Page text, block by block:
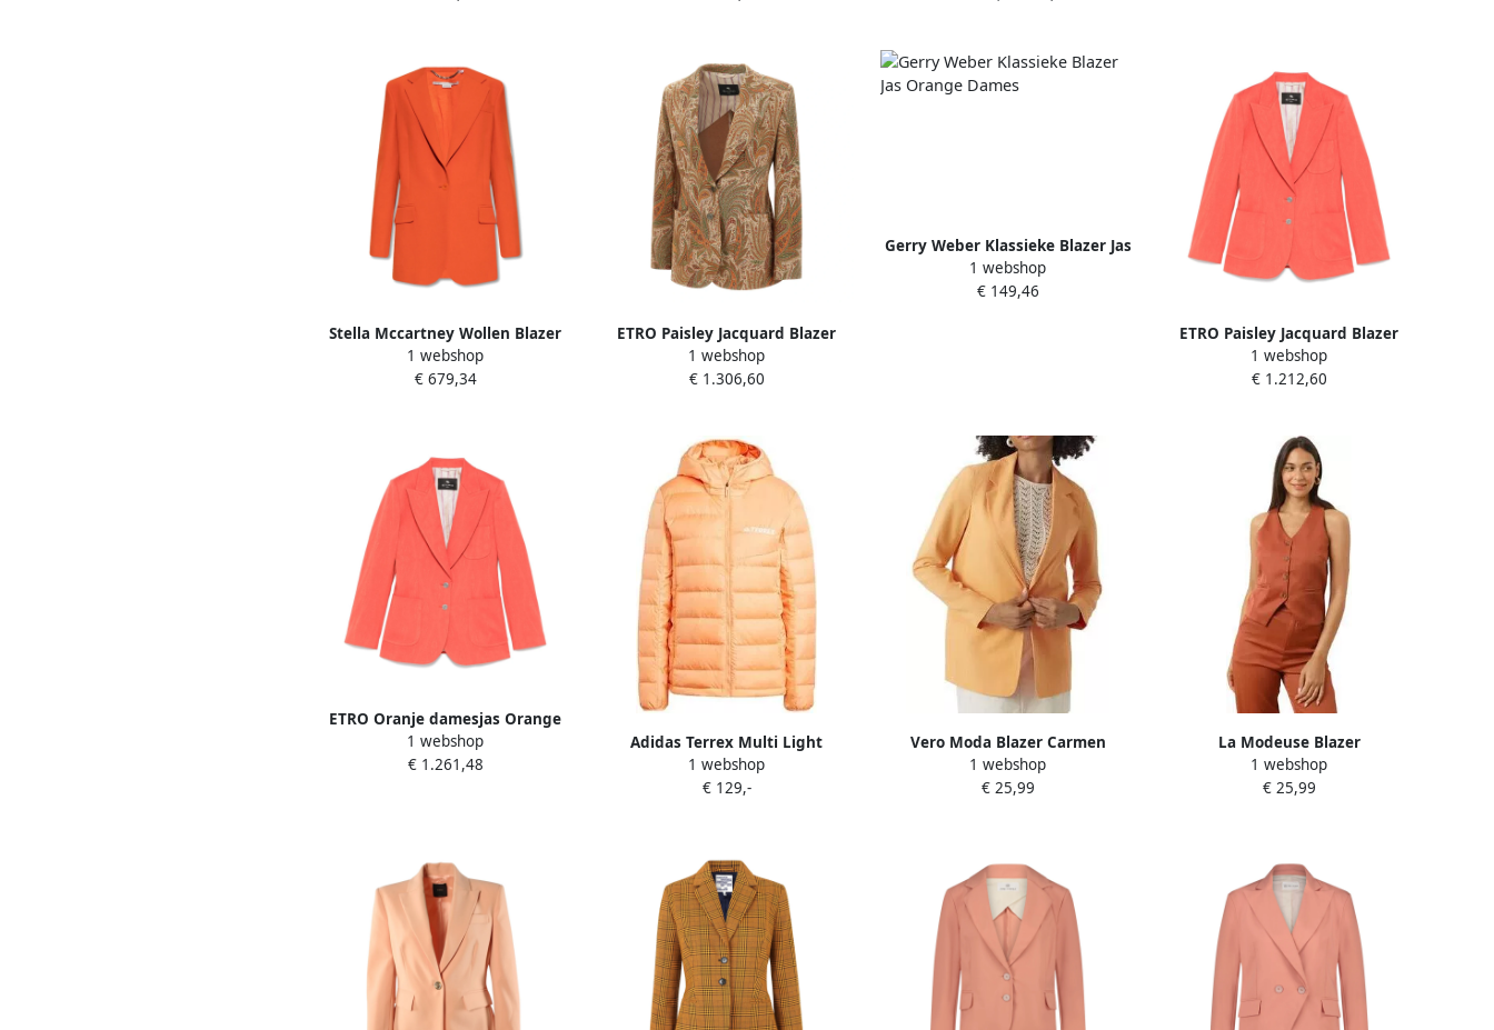
Stella Mccartney Wollen Blazer
met Zakken Orange Dames
1 webshop
€ 679,34
ETRO Paisley Jacquard Blazer
Oranje Orange Dames
1 webshop
€ 1.306,60
Gerry Weber Klassieke Blazer Jas
Orange Dames
1 webshop
€ 149,46
ETRO Paisley Jacquard Blazer
Oranje Orange Dames
1 webshop
€ 1.212,60
ETRO Oranje damesjas Orange
Dames
1 webshop
€ 1.261,48
Adidas Terrex Multi Light
Donsjack met Capuchon
1 webshop
€ 129,-
Vero Moda Blazer Carmen
1 webshop
€ 25,99
La Modeuse Blazer
72079_P169339
1 webshop
€ 25,99